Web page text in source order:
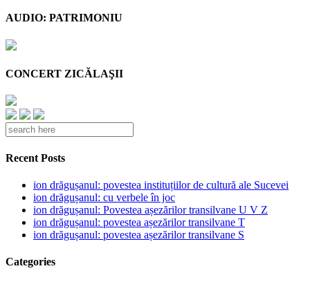
AUDIO: PATRIMONIU
CONCERT ZICĂLAŞII
Recent Posts
ion drăgușanul: povestea instituțiilor de cultură ale Sucevei
ion drăgușanul: cu verbele în joc
ion drăgușanul: Povestea așezărilor transilvane U V Z
ion drăgușanul: povestea așezărilor transilvane T
ion drăgușanul: povestea așezărilor transilvane S
Categories